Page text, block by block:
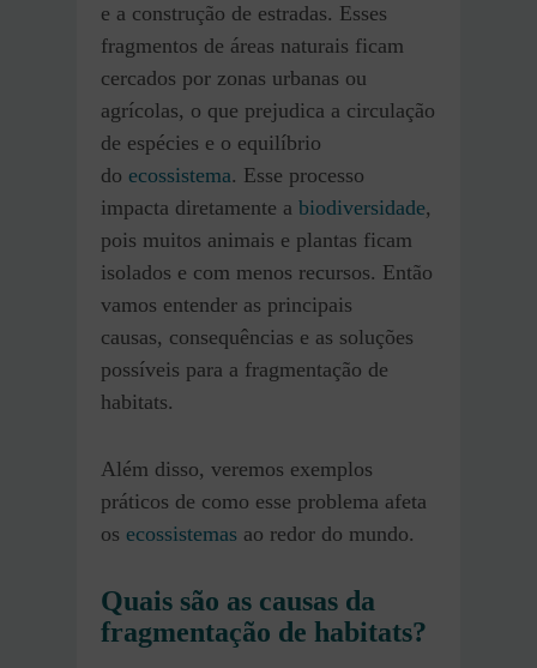
e a construção de estradas. Esses
fragmentos de áreas naturais ficam
cercados por zonas urbanas ou
agrícolas, o que prejudica a circulação
de espécies e o equilíbrio
do ecossistema. Esse processo
impacta diretamente a biodiversidade,
pois muitos animais e plantas ficam
isolados e com menos recursos. Então
vamos entender as principais
causas, consequências e as soluções
possíveis para a fragmentação de
habitats.
Além disso, veremos exemplos
práticos de como esse problema afeta
os ecossistemas ao redor do mundo.
Quais são as causas da
fragmentação de habitats?